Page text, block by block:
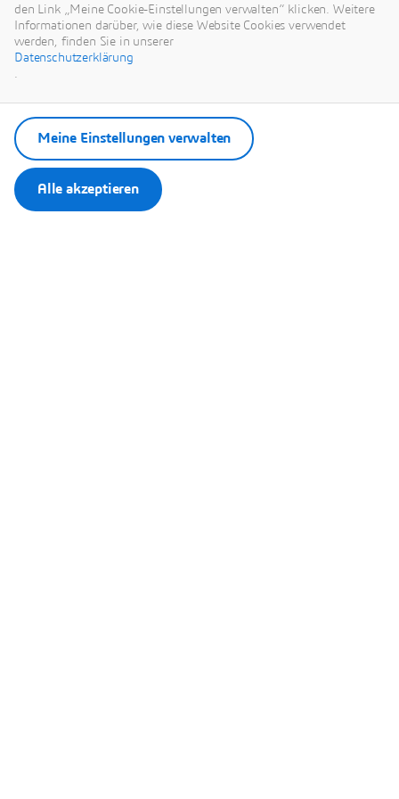
Anzeigen des externen Inhalts akzeptieren Sie die allgemeinen
Geschäftsbedingungen von www.youtube.com.
den Link „Meine Cookie-Einstellungen verwalten“ klicken. Weitere
Informationen darüber, wie diese Website Cookies verwendet
werden, finden Sie in unserer
Datenschutzerklärung
.
Alle akzeptieren
Meine Einstellungen verwalten